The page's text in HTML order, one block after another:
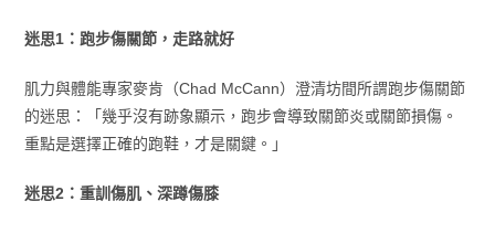
迷思1：跑步傷關節，走路就好
肌力與體能專家麥肯（Chad McCann）澄清坊間所謂跑步傷關節
的迷思：「幾乎沒有跡象顯示，跑步會導致關節炎或關節損傷。
重點是選擇正確的跑鞋，才是關鍵。」
迷思2：重訓傷肌、深蹲傷膝